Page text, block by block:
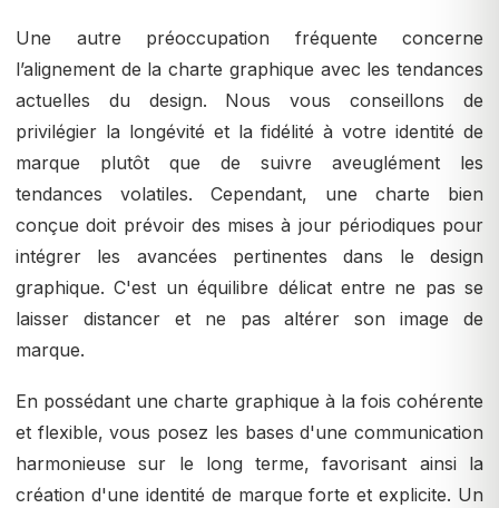
Une autre préoccupation fréquente concerne
l’alignement de la charte graphique avec les tendances
actuelles du design. Nous vous conseillons de
privilégier la longévité et la fidélité à votre identité de
marque plutôt que de suivre aveuglément les
tendances volatiles. Cependant, une charte bien
conçue doit prévoir des mises à jour périodiques pour
intégrer les avancées pertinentes dans le design
graphique. C'est un équilibre délicat entre ne pas se
laisser distancer et ne pas altérer son image de
marque.
En possédant une charte graphique à la fois cohérente
et flexible, vous posez les bases d'une communication
harmonieuse sur le long terme, favorisant ainsi la
création d'une identité de marque forte et explicite. Un